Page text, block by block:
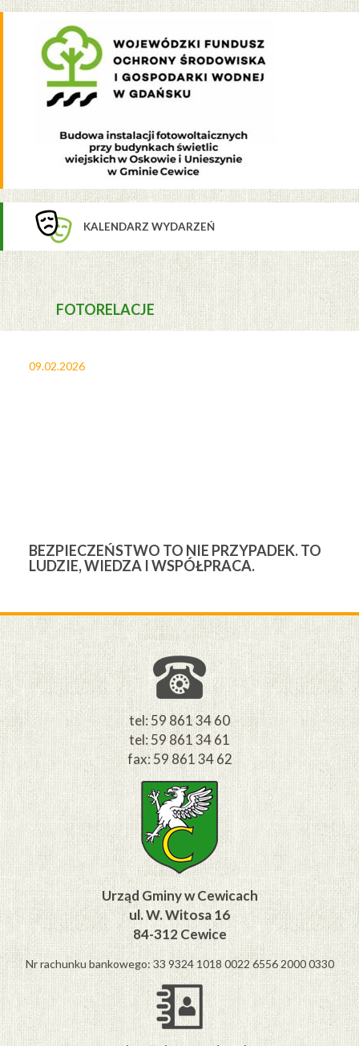
KALENDARZ WYDARZEŃ
FOTORELACJE
09.02.2026
BEZPIECZEŃSTWO TO NIE PRZYPADEK. TO
LUDZIE, WIEDZA I WSPÓŁPRACA.
tel: 59 861 34 60
tel: 59 861 34 61
fax: 59 861 34 62
Urząd Gminy w Cewicach
ul. W. Witosa 16
84-312 Cewice
Nr rachunku bankowego: 33 9324 1018 0022 6556 2000 0330